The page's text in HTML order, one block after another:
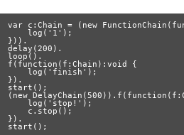
var c:Chain = (new
    log('1');
})).
delay(200).
loop().
f(function(f:Chain):void {
    log('finish');
}).
start();
(new
    log('stop!');
}).